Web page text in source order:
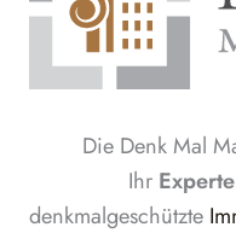
Die Denk Mal
Ihr Experte
denkmalgeschützte